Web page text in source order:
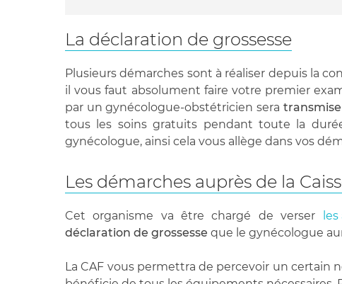
La déclaration de grossesse
Plusieurs démarches sont à réaliser depuis la
il vous faut absolument faire votre premier
par un gynécologue-obstétricien sera
tous les soins gratuits pendant toute la
gynécologue, ainsi cela vous allège dans vos
Les démarches auprès de la
Cet organisme va être chargé de verser
déclaration de grossesse que le gynécologue
La CAF vous permettra de percevoir un certain